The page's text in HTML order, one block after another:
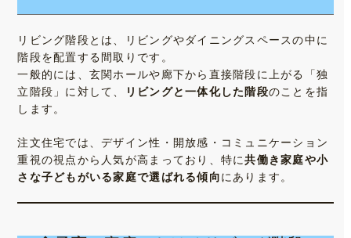
リビング階段とは、リビングやダイニングスペースの中に
階段を配置する間取りです。
一般的には、玄関ホールや廊下から直接階段に上がる「独
立階段」に対して、
リビングと一体化した階段のことを指
します。
注文住宅では、デザイン性・開放感・コミュニケーション
重視の視点から人気が高まっており、特に共働き家庭や小
さな子どもがいる家庭で選ばれる傾向にあります。